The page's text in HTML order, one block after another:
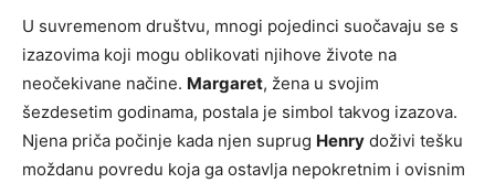
U suvremenom društvu, mnogi pojedinci suočavaju se s
izazovima koji mogu oblikovati njihove živote na
neočekivane načine. Margaret, žena u svojim
šezdesetim godinama, postala je simbol takvog izazova.
Njena priča počinje kada njen suprug Henry doživi tešku
moždanu povredu koja ga ostavlja nepokretnim i ovisnim